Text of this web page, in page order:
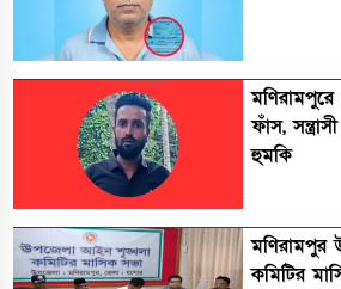
মণিরামপুরে
ফাঁস,
হুমকি
মণিরামপুর
কমিটির